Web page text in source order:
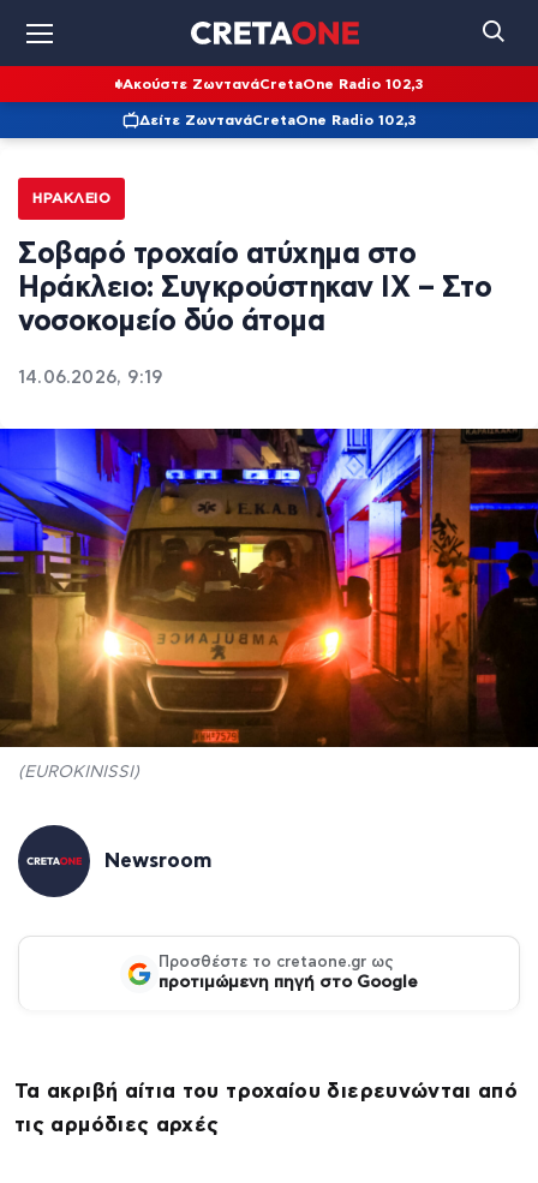
Ακούστε ΖωντανάCretaOne Radio 102,3
Δείτε ΖωντανάCretaOne Radio 102,3
ΗΡΆΚΛΕΙΟ
Σοβαρό τροχαίο ατύχημα στο
Ηράκλειο: Συγκρούστηκαν ΙΧ – Στο
νοσοκομείο δύο άτομα
14.06.2026, 9:19
(EUROKINISSI)
Newsroom
Προσθέστε το cretaone.gr ως
προτιμώμενη πηγή στο Google
Τα ακριβή αίτια του τροχαίου διερευνώνται από
τις αρμόδιες αρχές